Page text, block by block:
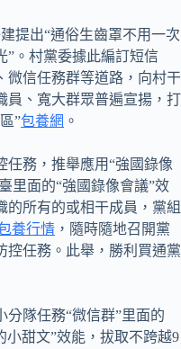
提出“通俗生齒罩不用一次
”。村黨委據此編訂短信
微信任務群等道路，向村干
員、寬大群眾普遍宣揚，打
”包養網 。
任務，推舉應用“強國錄像
里面的“強國錄像會議”效
的所有的或相干成員，黨組
養行情 ，隨時隨地召開黨
控任務。此舉，勝利買通黨
隊任務“微信群”里面的
小甜文”效能，拔取不跨越9